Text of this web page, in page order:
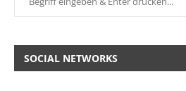
SOCIAL NETWORKS